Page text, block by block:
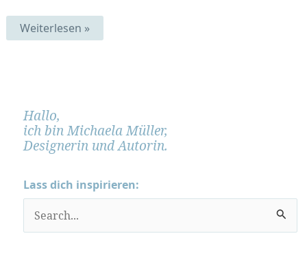
Kurzreise
nach
Weiterlesen »
Hallo,
ich bin Michaela Müller,
Designerin und Autorin.
Lass dich inspirieren:
u